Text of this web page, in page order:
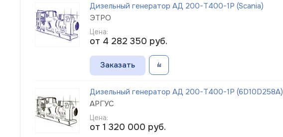
Дизельный генератор АД 200-Т400-1Р (Scania)
ЭТРО
Цена:
от 4 282 350 руб.
Заказать
Дизельный генератор АД 200-Т400-1Р (6D10D258A)
АРГУС
Цена:
от 1 320 000 руб.